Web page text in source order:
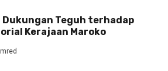
Dukungan Teguh terhadap
Kerajaan Maroko